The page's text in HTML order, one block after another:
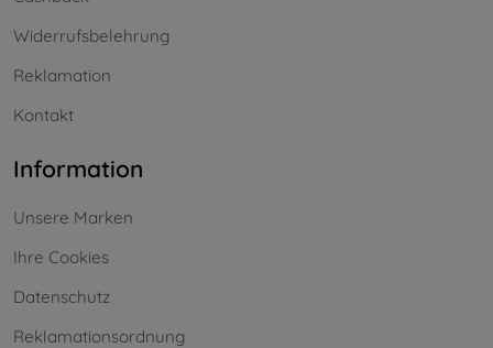
Widerrufsbelehrung
Reklamation
Kontakt
Information
Unsere Marken
Ihre Cookies
Datenschutz
Reklamationsordnung